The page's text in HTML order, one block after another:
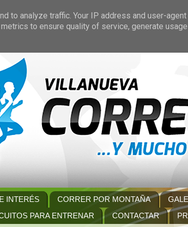
INTERÉS CORRER POR MONTAÑA
PARA ENTRENAR CONTACTAR
to analyze traffic. Your IP address and user-agent
to ensure quality of service, generate usage